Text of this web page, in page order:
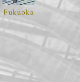
Fukuoka